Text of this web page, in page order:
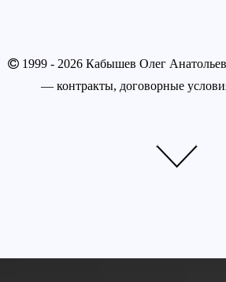
1999 - 2026 Кабышев Олег
— контракты, договорные